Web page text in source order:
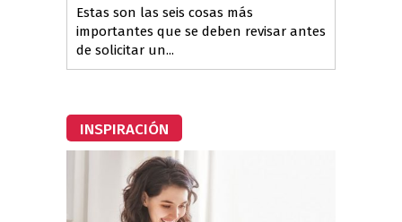
Estas son las seis cosas más
importantes que se deben revisar antes
de solicitar un...
INSPIRACIÓN